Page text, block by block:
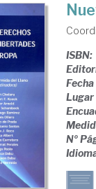
ISBN:
Lugar
Nº